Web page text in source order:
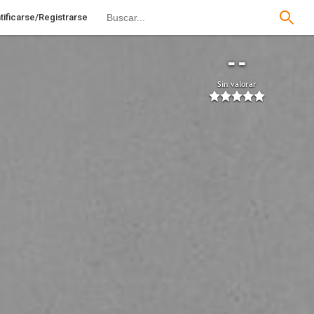
Registrarse
--
Sin valorar